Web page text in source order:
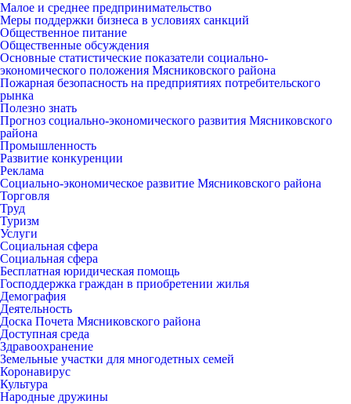
Малое и среднее предпринимательство
Меры поддержки бизнеса в условиях санкций
Общественное питание
Общественные обсуждения
Основные статистические показатели социально-
экономического положения Мясниковского района
Пожарная безопасность на предприятиях потребительского
рынка
Полезно знать
Прогноз социально-экономического развития Мясниковского
района
Промышленность
Развитие конкуренции
Реклама
Социально-экономическое развитие Мясниковского района
Торговля
Труд
Туризм
Услуги
Социальная сфера
Социальная сфера
Бесплатная юридическая помощь
Господдержка граждан в приобретении жилья
Демография
Деятельность
Доска Почета Мясниковского района
Доступная среда
Здравоохранение
Земельные участки для многодетных семей
Коронавирус
Культура
Народные дружины